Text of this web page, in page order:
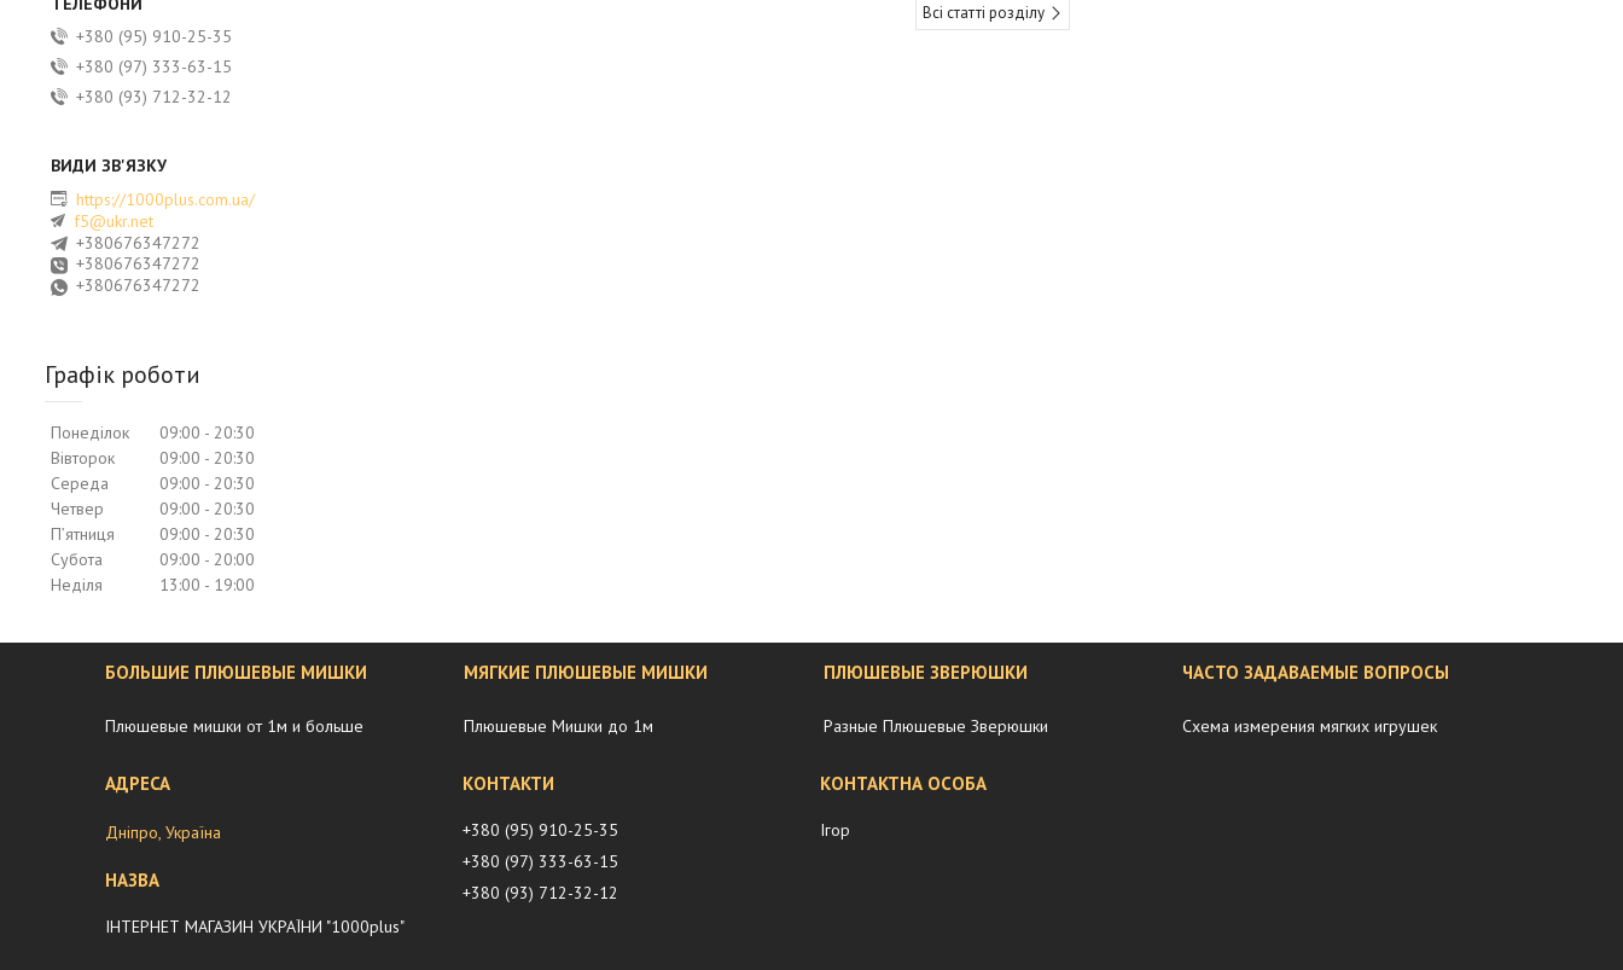
Всі статті розділу
+380 (95) 910-25-35
+380 (97) 333-63-15
+380 (93) 712-32-12
https://1000plus.com.ua/
f5@ukr.net
+380676347272
+380676347272
+380676347272
Графік роботи
Понеділок 09:00
20:30
Вівторок
09:00
20:30
Середа
09:00
20:30
Четвер
09:00
20:30
Пʼятниця
09:00
20:30
Субота
09:00
20:00
Неділя
13:00 19:00
БОЛЬШИЕ ПЛЮШЕВЫЕ МИШКИ
Плюшевые мишки от 1м и больше
МЯГКИЕ ПЛЮШЕВЫЕ МИШКИ
Плюшевые Мишки до 1м
ПЛЮШЕВЫЕ ЗВЕРЮШКИ
Разные Плюшевые Зверюшки
ЧАСТО ЗАДАВАЕМЫЕ ВОПРОСЫ
Схема измерения мягких игрушек
Дніпро, Україна
ІНТЕРНЕТ МАГАЗИН УКРАЇНИ "1000plus"
+380 (95) 910-25-35
+380 (97) 333-63-15
+380 (93) 712-32-12
Ігор